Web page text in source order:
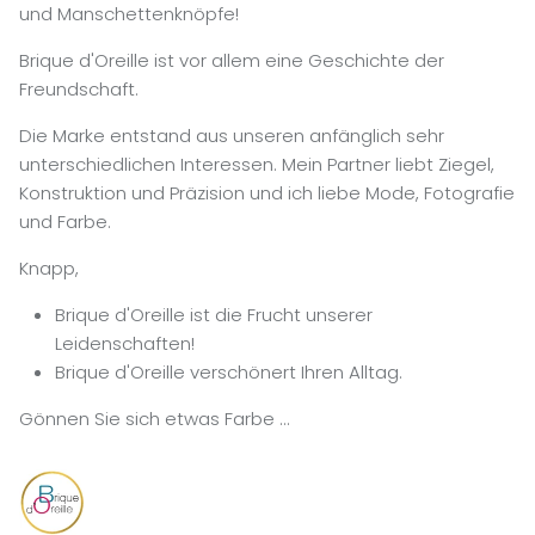
und Manschettenknöpfe!
Brique d'Oreille ist vor allem eine Geschichte der
Freundschaft.
Die Marke entstand aus unseren anfänglich sehr
unterschiedlichen Interessen. Mein Partner liebt Ziegel,
Konstruktion und Präzision und ich liebe Mode, Fotografie
und Farbe.
Knapp,
Brique d'Oreille ist die Frucht unserer
Leidenschaften!
Brique d'Oreille verschönert Ihren Alltag.
Gönnen Sie sich etwas Farbe …